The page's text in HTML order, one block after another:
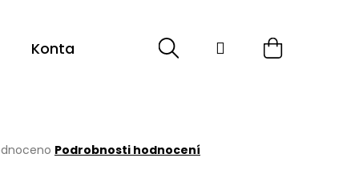
Kontakt HledatPřihlášeníNákupní
Podrobnosti hodnocení